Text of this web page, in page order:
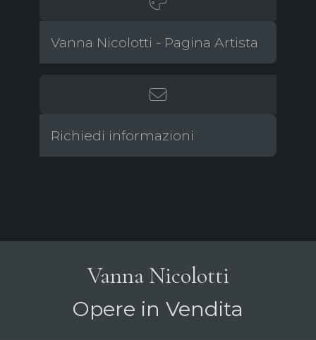
Vanna Nicolotti - Pagina Artista
Richiedi informazioni
Vanna Nicolotti
Opere in Vendita